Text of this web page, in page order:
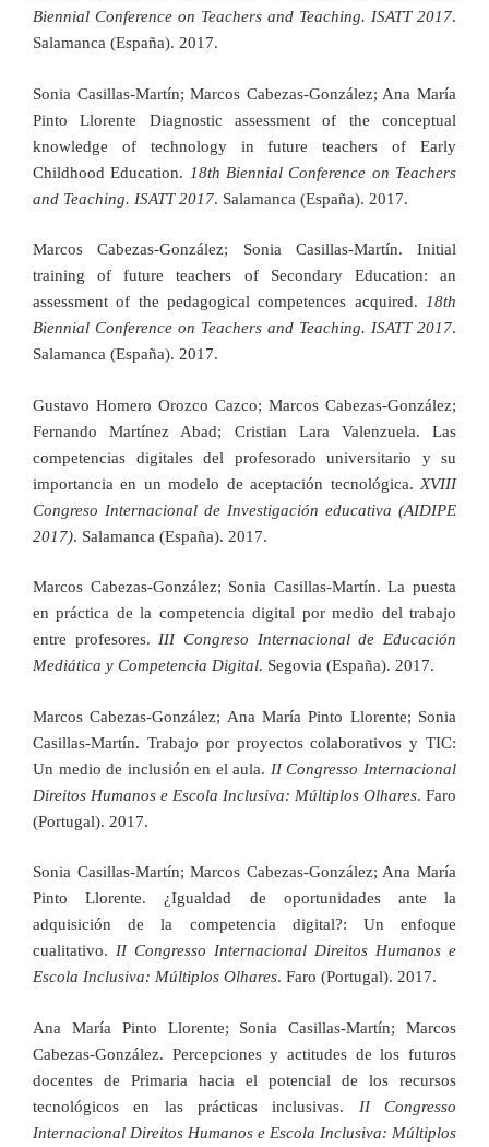
Biennial Conference on Teachers and Teaching. ISATT 2017.
Salamanca (España). 2017.
Sonia Casillas-Martín; Marcos Cabezas-González; Ana María
Pinto Llorente Diagnostic assessment of the conceptual
knowledge of technology in future teachers of Early
Childhood Education. 18th Biennial Conference on Teachers
and Teaching. ISATT 2017. Salamanca (España). 2017.
Marcos Cabezas-González; Sonia Casillas-Martín. Initial
training of future teachers of Secondary Education: an
assessment of the pedagogical competences acquired.
18th
Biennial Conference on Teachers and Teaching. ISATT 2017.
Salamanca (España). 2017.
Gustavo Homero Orozco Cazco; Marcos Cabezas-González;
Fernando Martínez Abad; Cristian Lara Valenzuela. Las
competencias digitales del profesorado universitario y su
importancia en un modelo de aceptación tecnológica. XVIII
Congreso Internacional de Investigación educativa (AIDIPE
2017). Salamanca (España). 2017.
Marcos Cabezas-González; Sonia Casillas-Martín. La puesta
en práctica de la competencia digital por medio del trabajo
entre profesores. III Congreso Internacional de Educación
Mediática y Competencia Digital. Segovia (España). 2017.
Marcos Cabezas-González; Ana María Pinto Llorente; Sonia
Casillas-Martín. Trabajo por proyectos colaborativos y TIC:
Un medio de inclusión en el aula. II Congresso Internacional
Direitos Humanos e Escola Inclusiva: Múltiplos Olhares. Faro
(Portugal). 2017.
Sonia Casillas-Martín; Marcos Cabezas-González; Ana María
Pinto Llorente. ¿Igualdad de oportunidades ante la
adquisición de la competencia digital?: Un enfoque
cualitativo. II Congresso Internacional Direitos Humanos e
Escola Inclusiva: Múltiplos Olhares. Faro (Portugal). 2017.
Ana María Pinto Llorente; Sonia Casillas-Martín; Marcos
Cabezas-González. Percepciones y actitudes de los futuros
docentes de Primaria hacia el potencial de los recursos
tecnológicos en las prácticas inclusivas. II Congresso
Internacional Direitos Humanos e Escola Inclusiva: Múltiplos